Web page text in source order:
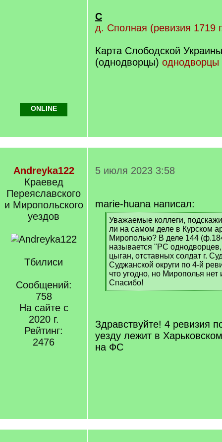
С
д. Сполная (ревизия 1719
Карта Слободской
(однодворцы) однодворцы
ONLINE
Andreyka122
Краевед
Переяславского
и Миропольского
уездов
Тбилиси
Сообщений:
758
На сайте с
2020 г.
Рейтинг:
2476
5 июля 2023 3:58
marie-huana написал:
[
q
]
Уважаемые коллеги,
ли на самом деле в Курском
Мирополью? В деле 144
называется "РС
цыган, отставных солдат г.
Суджанской округи по 4-й
что угодно, но Мирополья нет
Спасибо!
[
Здравствуйте! 4 ревизия
уезду лежит в
на ФС